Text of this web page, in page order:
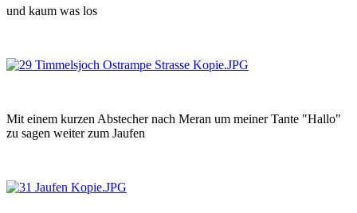
und kaum was los
Mit einem kurzen Abstecher nach Meran um meiner Tante "Hallo"
zu sagen weiter zum Jaufen